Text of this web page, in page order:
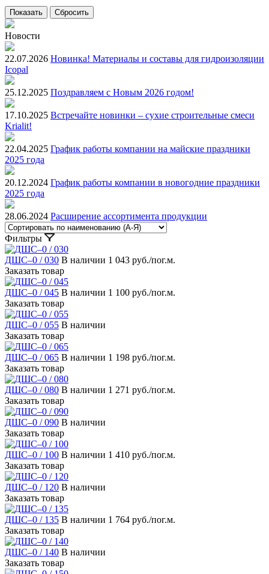
Новости
22.07.2026 Новинка! Материалы и составы для гидроизоляции
Icopal
25.12.2025 Поздравляем с Новым 2026 годом!
17.10.2025 Встречайте новинки – сухие строительные смеси
Krialit!
22.04.2025 График работы компании на майские праздники
2025 года
20.12.2024 График работы компании в новогодние праздники
2025 года
28.06.2024 Расширение ассортимента продукции
Фильтры
ДШС–0 / 030 В наличии 1 043 руб./пог.м.
Заказать товар
ДШС–0 / 045 В наличии 1 100 руб./пог.м.
Заказать товар
ДШС–0 / 055 В наличии
Заказать товар
ДШС–0 / 065 В наличии 1 198 руб./пог.м.
Заказать товар
ДШС–0 / 080 В наличии 1 271 руб./пог.м.
Заказать товар
ДШС–0 / 090 В наличии
Заказать товар
ДШС–0 / 100 В наличии 1 410 руб./пог.м.
Заказать товар
ДШС–0 / 120 В наличии
Заказать товар
ДШС–0 / 135 В наличии 1 764 руб./пог.м.
Заказать товар
ДШС–0 / 140 В наличии
Заказать товар